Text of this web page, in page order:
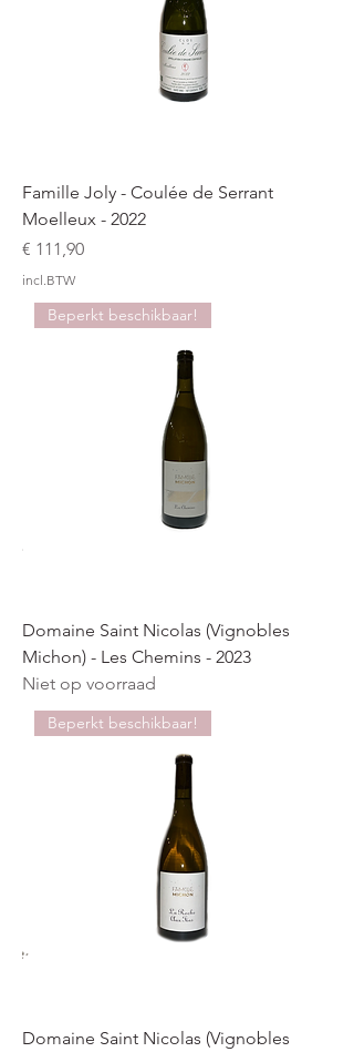
Famille Joly - Coulée de Serrant
Moelleux - 2022
Prijs
€ 111,90
incl.BTW
Beperkt beschikbaar!
Domaine Saint Nicolas (Vignobles
Michon) - Les Chemins - 2023
Niet op voorraad
Beperkt beschikbaar!
Domaine Saint Nicolas (Vignobles